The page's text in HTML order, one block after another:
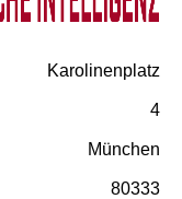
Karolinenplatz
4
München
80333